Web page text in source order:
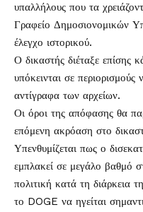
υπαλλήλους που τα
Γραφείο Δημοσιονομικών
έλεγχο ιστορικού.
Ο δικαστής διέταξε επίσης
υπόκεινται σε
αντίγραφα των αρχείων.
Οι όροι της απόφασης θα
επόμενη ακρόαση στο
Υπενθυμίζεται πως ο
εμπλακεί σε μεγάλο βαθμό
πολιτική κατά τη διάρκεια
το DOGE να ηγείται